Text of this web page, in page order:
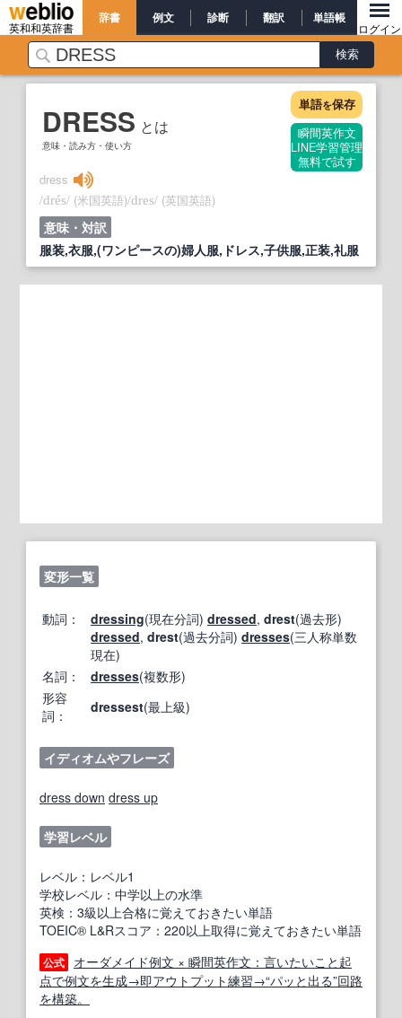
英和和英辞書
辞書 例文 診断 翻訳 単語帳
ログイン
DRESS とは
意味・読み方・使い方
単語を保存
瞬間英作文
LINE学習管理
無料で試す
dress
/drés/ (米国英語)/dres/ (英国英語)
意味・対訳
服装,衣服,(ワンピースの)婦人服,ドレス,子供服,正装,礼服
変形一覧
動詞： dressing(現在分詞) dressed, drest(過去形)
dressed, drest(過去分詞) dresses(三人称単数
現在)
名詞：
dresses(複数形)
形容
詞：
dressest(最上級)
イディオムやフレーズ
dress down dress up
学習レベル
レベル：レベル1
学校レベル：中学以上の水準
英検：3級以上合格に覚えておきたい単語
TOEIC® L&Rスコア：220以上取得に覚えておきたい単語
公式
オーダメイド例文 × 瞬間英作文：言いたいこと起
点で例文を生成→即アウトプット練習→“パッと出る”回路
を構築。